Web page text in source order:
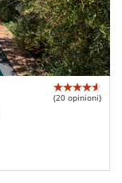
(20 opinioni)